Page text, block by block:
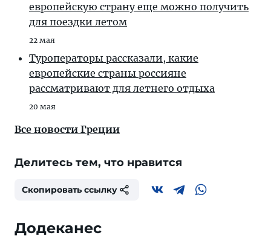
европейскую страну еще можно получить
для поездки летом
22 мая
Туроператоры рассказали, какие
европейские страны россияне
рассматривают для летнего отдыха
20 мая
Все новости Греции
Делитесь тем, что нравится
Скопировать ссылку
Додеканес